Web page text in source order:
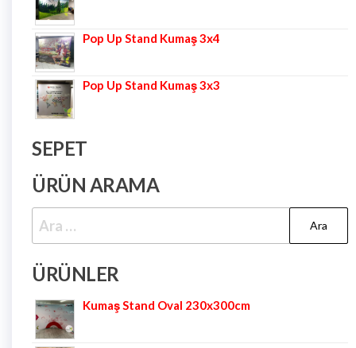
Pop Up Stand Kumaş 3x4
Pop Up Stand Kumaş 3x3
SEPET
ÜRÜN ARAMA
ÜRÜNLER
Kumaş Stand Oval 230x300cm